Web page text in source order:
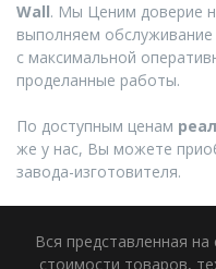
Wall. Мы Ценим доверие
выполняем обслуживание
с максимальной
проделанные работы.
По доступным ценам
же у нас, Вы можете
завода-изготовителя.
Вся представленная
стоимости товаров,